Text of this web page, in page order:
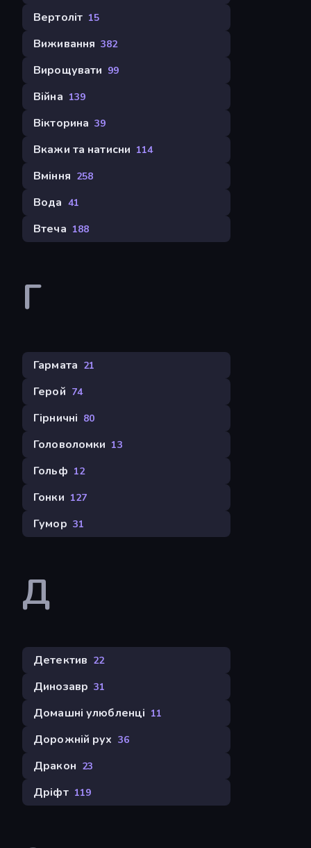
Вертоліт 15
Виживання 382
Вирощувати 99
Війна 139
Вікторина 39
Вкажи та натисни 114
Вміння 258
Вода 41
Втеча 188
Г
Гармата 21
Герой 74
Гірничні 80
Головоломки 13
Гольф 12
Гонки 127
Гумор 31
Д
Детектив 22
Динозавр 31
Домашні улюбленці 11
Дорожній рух 36
Дракон 23
Дріфт 119